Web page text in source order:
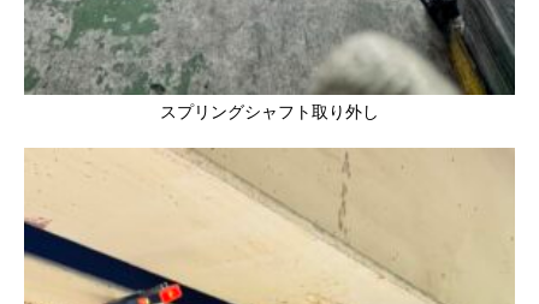
スプリングシャフト取り外し